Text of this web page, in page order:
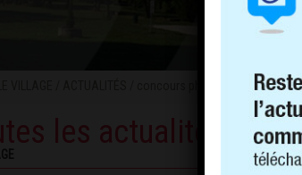
/ concours photo club des jeunes
les actualités